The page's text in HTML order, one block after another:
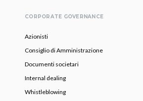
CORPORATE GOVERNANCE
Azionisti
Consiglio di Amministrazione
Documenti societari
Internal dealing
Whistleblowing